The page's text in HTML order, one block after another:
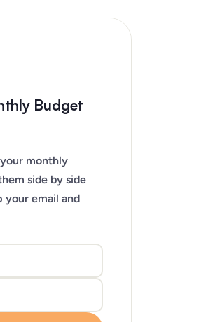
Budget
monthly
side by side
your email and